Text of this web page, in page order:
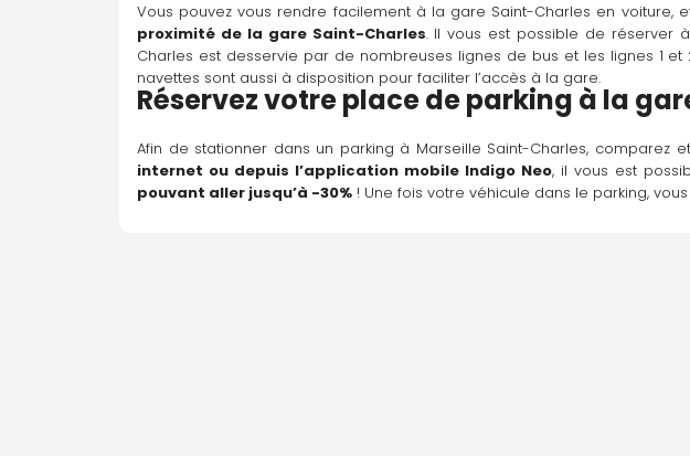
Vous pouvez vous rendre facilement à la gare Saint-Charles en voiture,
proximité de la gare Saint-Charles. Il vous est possible de réserver
Charles est desservie par de nombreuses lignes de bus et les lignes 1
navettes sont aussi à disposition pour faciliter l’accès à la gare.
Réservez votre place de parking à la g
Afin de stationner dans un parking à Marseille Saint-Charles,
internet ou depuis l’application mobile Indigo Neo, il vous est
pouvant aller jusqu’à -30% ! Une fois votre véhicule dans le parking,